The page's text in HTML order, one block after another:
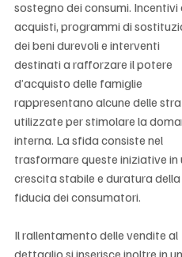
sostegno dei consumi. Incentivi
acquisti, programmi di
dei beni durevoli e interventi
destinati a rafforzare il potere
d’acquisto delle famiglie
rappresentano alcune delle
utilizzate per stimolare la
interna. La sfida consiste nel
trasformare queste iniziative in
crescita stabile e duratura della
fiducia dei consumatori.
Il rallentamento delle vendite al
dettaglio si inserisce inoltre in un